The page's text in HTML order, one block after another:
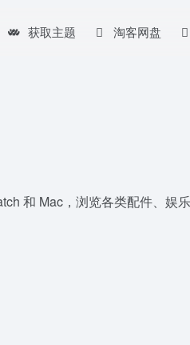
获取主题 淘客网盘
和 Mac，浏览各类配件、娱